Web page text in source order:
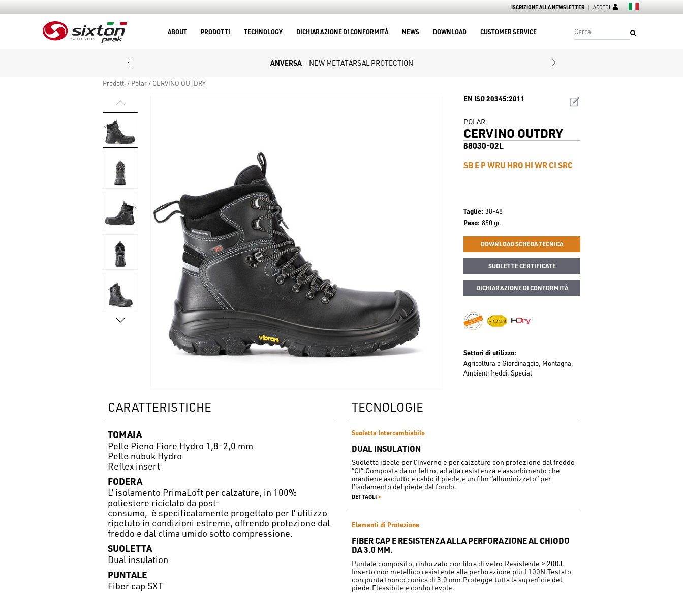
ISCRIZIONE ALLA NEWSLETTER ACCEDI
ABOUT PRODOTTI TECHNOLOGY DICHIARAZIONE DI CONFORMITÀ NEWS DOWNLOAD CUSTOMER SERVICE
ANVERSA – NEW METATARSAL PROTECTION
Prodotti Polar CERVINO OUTDRY
EN ISO 20345:2011
POLAR
CERVINO OUTDRY
88030-02L
SB E P WRU HRO HI WR CI SRC
Taglie 38-48
Peso 850 gr.
DOWNLOAD SCHEDA TECNICA
SUOLETTE CERTIFICATE
DICHIARAZIONE DI CONFORMITÀ
Settori di utilizzo
Agricoltura e Giardinaggio Montagna
Ambienti freddi Special
CARATTERISTICHE
TOMAIA
Pelle Pieno Fiore Hydro 1,8-2,0 mm
Pelle nubuk Hydro
Reflex insert
FODERA
L’ isolamento PrimaLoft per calzature, in 100%
poliestere riciclato da post-
consumo, è specificatamente progettato per l’ utilizzo
ripetuto in condizioni estreme, offrendo protezione dal
freddo e dal clima umido sotto compressione.
SUOLETTA
Dual insulation
PUNTALE
Fiber cap SXT
TECNOLOGIE
Suoletta Intercambiabile
DUAL INSULATION
Suoletta ideale per l’inverno e per calzature con protezione dal freddo
“CI”.Composta da un feltro, ad alta resistenza e assorbimento che
mantiene asciutto e caldo il piede,e un film “alluminizzato” per
l’isolamento del piede dal fondo.
DETTAGLI >
Elementi di Protezione
FIBER CAP E RESISTENZA ALLA PERFORAZIONE AL CHIODO
DA 3.0 MM.
Puntale composito, rinforzato con fibra di vetro.Resistente > 200J.
Inserto non metallico resistente alla perforazione più 1100N.Testato
con punta tronco conica di 3,0 mm.Protegge tutta la superficie del
piede.Flessibile e confortevole.